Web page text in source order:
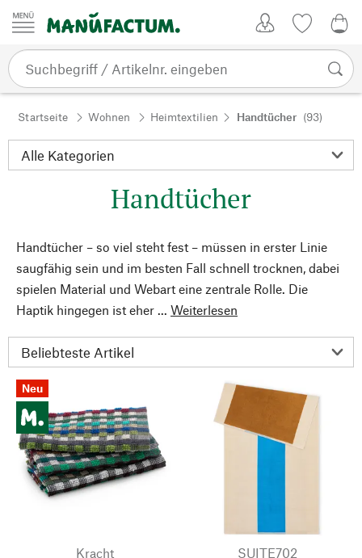
Zum Inhalt springen
Startseite Wohnen Heimtextilien Handtücher (93)
Handtücher
Handtücher – so viel steht fest – müssen in erster Linie
saugfähig sein und im besten Fall schnell trocknen, dabei
spielen Material und Webart eine zentrale Rolle. Die
Haptik hingegen ist eher ... Weiterlesen
Neu
Kracht
SUITE702